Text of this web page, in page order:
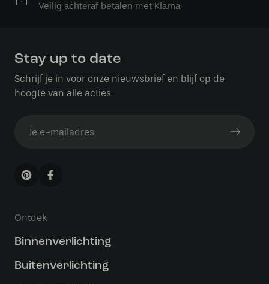
Veilig achteraf betalen met Klarna
Stay up to date
Schrijf je in voor onze nieuwsbrief en blijf op de
hoogte van alle acties.
Ontdek
Binnenverlichting
Buitenverlichting